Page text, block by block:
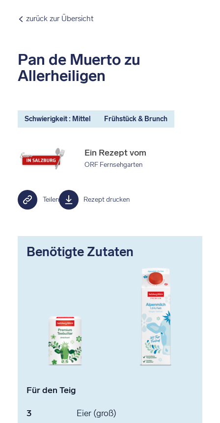
zurück zur Übersicht
Pan de Muerto zu
Allerheiligen
Schwierigkeit : Mittel Frühstück & Brunch
Ein Rezept vom
ORF Fernsehgarten
Teilen Rezept drucken
Benötigte Zutaten
Für den Teig
3 Eier (groß)